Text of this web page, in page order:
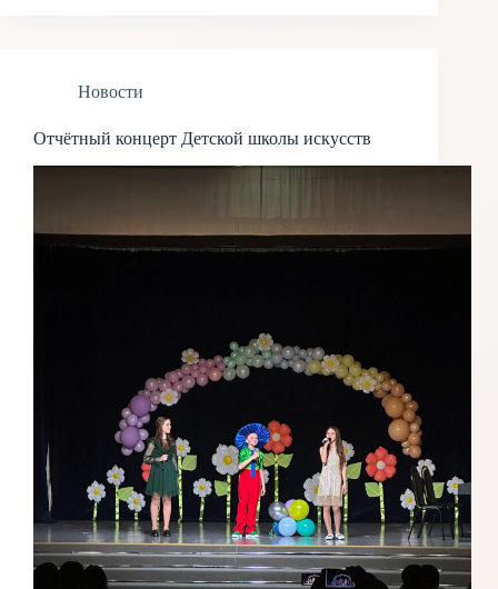
Новости
Отчётный концерт Детской школы искусств